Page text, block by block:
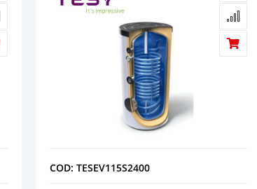
COD: TESEV115S2400